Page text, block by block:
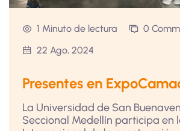
1 Minuto de lectura
0
22 Ago, 2024
Presentes en
La Universidad de San
Seccional Medellín participa en